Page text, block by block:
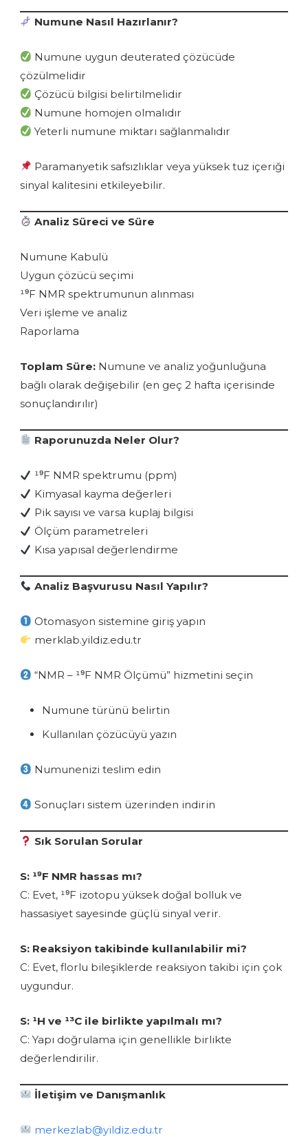
Numune Nasıl Hazırlanır?
Numune uygun deuterated çözücüde
çözülmelidir
Çözücü bilgisi belirtilmelidir
Numune homojen olmalıdır
Yeterli numune miktarı sağlanmalıdır
Paramanyetik safsızlıklar veya yüksek tuz içeriği
sinyal kalitesini etkileyebilir.
Analiz Süreci ve Süre
Numune Kabulü
Uygun çözücü seçimi
¹⁹F NMR spektrumunun alınması
Veri işleme ve analiz
Raporlama
Toplam Süre: Numune ve analiz yoğunluğuna
bağlı olarak değişebilir (en geç 2 hafta içerisinde
sonuçlandırılır)
Raporunuzda Neler Olur?
¹⁹F NMR spektrumu (ppm)
Kimyasal kayma değerleri
Pik sayısı ve varsa kuplaj bilgisi
Ölçüm parametreleri
Kısa yapısal değerlendirme
Analiz Başvurusu Nasıl Yapılır?
Otomasyon sistemine giriş yapın
merklab.yildiz.edu.tr
“NMR – ¹⁹F NMR Ölçümü” hizmetini seçin
Numune türünü belirtin
Kullanılan çözücüyü yazın
Numunenizi teslim edin
Sonuçları sistem üzerinden indirin
Sık Sorulan Sorular
S: ¹⁹F NMR hassas mı?
C: Evet, ¹⁹F izotopu yüksek doğal bolluk ve
hassasiyet sayesinde güçlü sinyal verir.
S: Reaksiyon takibinde kullanılabilir mi?
C: Evet, florlu bileşiklerde reaksiyon takibi için çok
uygundur.
S: ¹H ve ¹³C ile birlikte yapılmalı mı?
C: Yapı doğrulama için genellikle birlikte
değerlendirilir.
İletişim ve Danışmanlık
merkezlab@yildiz.edu.tr